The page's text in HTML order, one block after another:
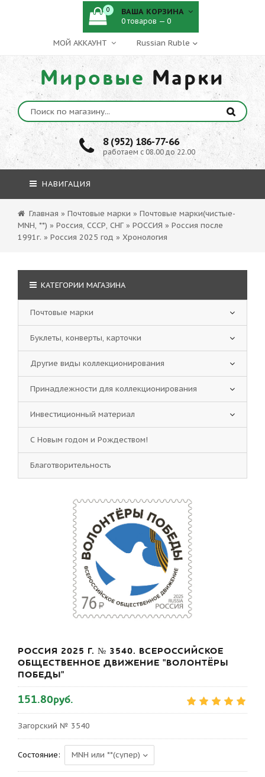
МОЙ АККАУНТ
Мировые Марки
8 (952) 186-77-66
работаем с 08.00 до 22.00
0 ВАША КОРЗИНА
0 товаров — 0
НАВИГАЦИЯ
Главная » Почтовые марки » Почтовые марки(чистые-
MNH, **) » Россия, СССР, СНГ » РОССИЯ » Россия после
1991г. » Россия 2025 год » Хронология
РОССИЯ 2025 Г. № 3540. ВСЕРОССИЙСКОЕ
ОБЩЕСТВЕННОЕ ДВИЖЕНИЕ "ВОЛОНТЁРЫ
ПОБЕДЫ"
151.80руб.
Загорский № 3540
Состояние:
КАТЕГОРИИ МАГАЗИНА
Почтовые марки
Буклеты, конверты, карточки
Другие виды коллекционирования
Принадлежности для коллекционирования
Инвестиционный материал
С Новым годом и Рождеством!
Благотворительность